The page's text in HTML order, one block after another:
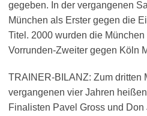
gegeben. In der vergangenen
München als Erster gegen die
Titel. 2000 wurden die
Vorrunden-Zweiter gegen Köln
TRAINER-BILANZ: Zum dritten
vergangenen vier Jahren
Finalisten Pavel Gross und Don